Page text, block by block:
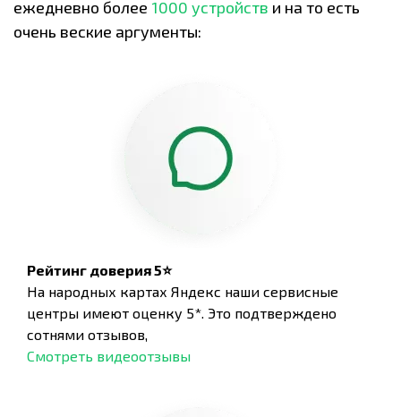
ежедневно более 1000 устройств и на то есть
очень веские аргументы:
Рейтинг доверия 5⭐
На народных картах Яндекс наши сервисные
центры имеют оценку 5*. Это подтверждено
сотнями отзывов,
Смотреть видеоотзывы